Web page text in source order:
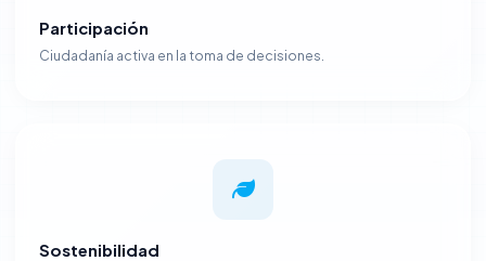
Participación
Ciudadanía activa en la toma de decisiones.
Sostenibilidad